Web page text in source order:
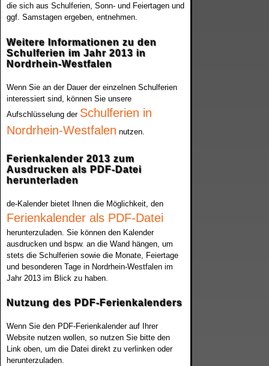
die sich aus Schulferien, Sonn- und Feiertagen und
ggf. Samstagen ergeben, entnehmen.
Weitere Informationen zu den
Schulferien im Jahr 2013 in
Nordrhein-Westfalen
Wenn Sie an der Dauer der einzelnen Schulferien
interessiert sind, können Sie unsere
Aufschlüsselung der Schulferien in
Nordrhein-Westfalen nutzen.
Ferienkalender 2013 zum
Ausdrucken als PDF-Datei
herunterladen
de-Kalender bietet Ihnen die Möglichkeit, den
Ferienkalender als PDF-Datei
herunterzuladen. Sie können den Kalender
ausdrucken und bspw. an die Wand hängen, um
stets die Schulferien sowie die Monate, Feiertage
und besonderen Tage in Nordrhein-Westfalen im
Jahr 2013 im Blick zu haben.
Nutzung des PDF-Ferienkalenders
Wenn Sie den PDF-Ferienkalender auf Ihrer
Website nutzen wollen, so nutzen Sie bitte den
Link oben, um die Datei direkt zu verlinken oder
herunterzuladen.